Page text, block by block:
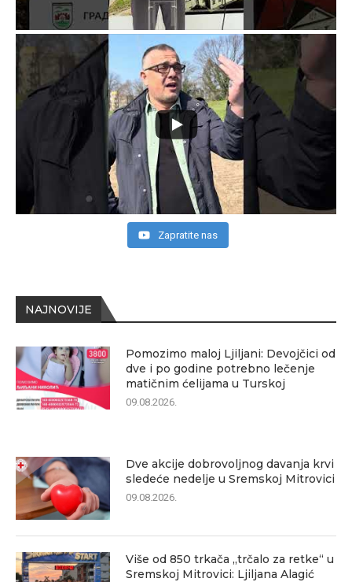
NAJNOVIJE
Pomozimo maloj Ljiljani: Devojčici od
dve i po godine potrebno lečenje
matičnim ćelijama u Turskoj
09.08.2026.
Dve akcije dobrovoljnog davanja krvi
sledeće nedelje u Sremskoj Mitrovici
09.08.2026.
Više od 850 trkača „trčalo za retke“ u
Sremskoj Mitrovici: Ljiljana Alagić
Zapratite nas